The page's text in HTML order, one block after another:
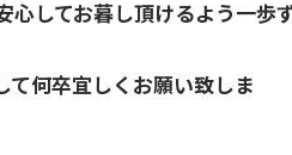
心してお暮し頂けるよう一歩
て何卒宜しくお願い致しま